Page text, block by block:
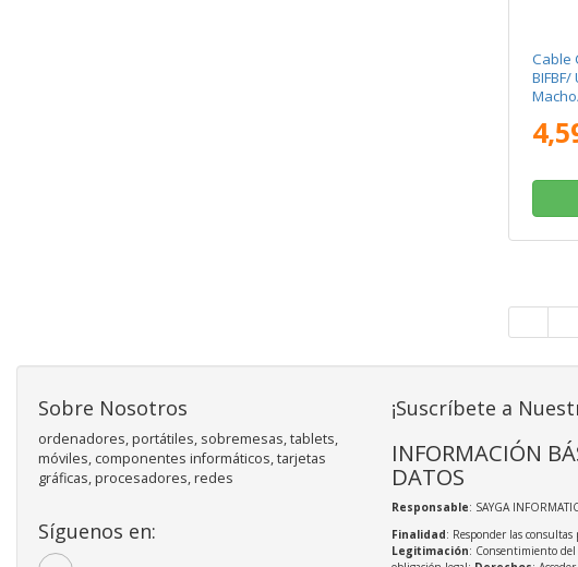
Cable
Sobre Nosotros
ordenadores, portátiles, sobremesas, tablets,
móviles, componentes informáticos, tarjetas
gráficas, procesadores, redes
Síguenos en:
¡Suscríbete a
INFORMACIÓN
DATOS
Responsable: SAYGA
Finalidad: Responder las
Legitimación: Consentimiento